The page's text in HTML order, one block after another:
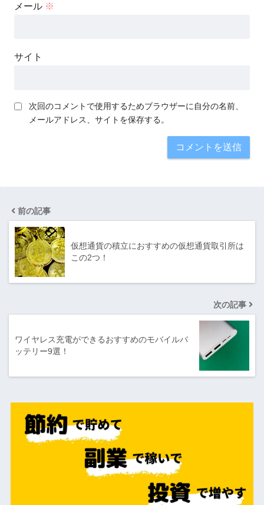
メール ※
サイト
次回のコメントで使用するためブラウザーに自分の名前、
メールアドレス、サイトを保存する。
前の記事
仮想通貨の積立におすすめの仮想通貨取引所は
この2つ！
次の記事
ワイヤレス充電ができるおすすめのモバイルバ
ッテリー9選！